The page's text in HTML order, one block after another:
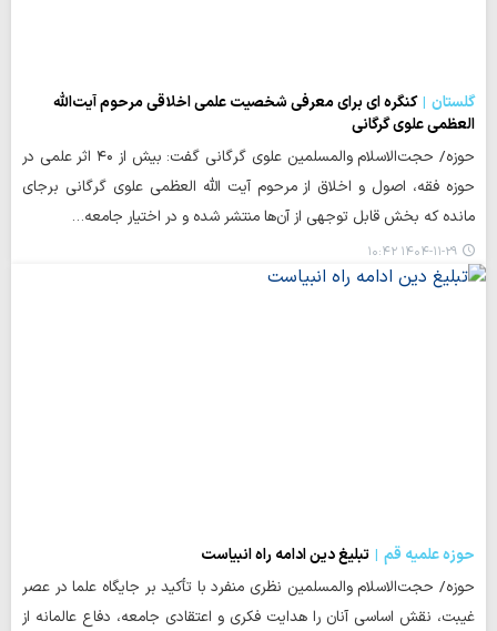
گلستان
کنگره ای برای معرفی شخصیت علمی اخلاقی مرحوم آیت‌الله
العظمی علوی گرگانی
حوزه/ حجت‌الاسلام والمسلمین علوی گرگانی گفت: بیش از ۴۰ اثر علمی در
حوزه فقه، اصول و اخلاق از مرحوم آیت الله العظمی علوی گرگانی برجای
مانده که بخش قابل توجهی از آن‌ها منتشر شده و در اختیار جامعه…
۱۴۰۴-۱۱-۲۹ ۱۰:۴۲
حوزه علمیه قم
تبلیغ دین ادامه راه انبیاست
حوزه/ حجت‌الاسلام والمسلمین نظری منفرد با تأکید بر جایگاه علما در عصر
غیبت، نقش اساسی آنان را هدایت فکری و اعتقادی جامعه، دفاع عالمانه از